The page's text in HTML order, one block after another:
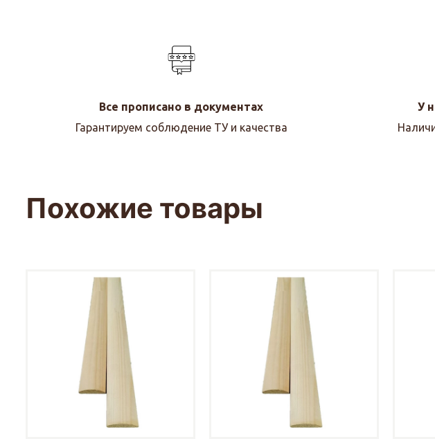
Все прописано в документах
Гарантируем соблюдение ТУ и качества
У
Похожие товары